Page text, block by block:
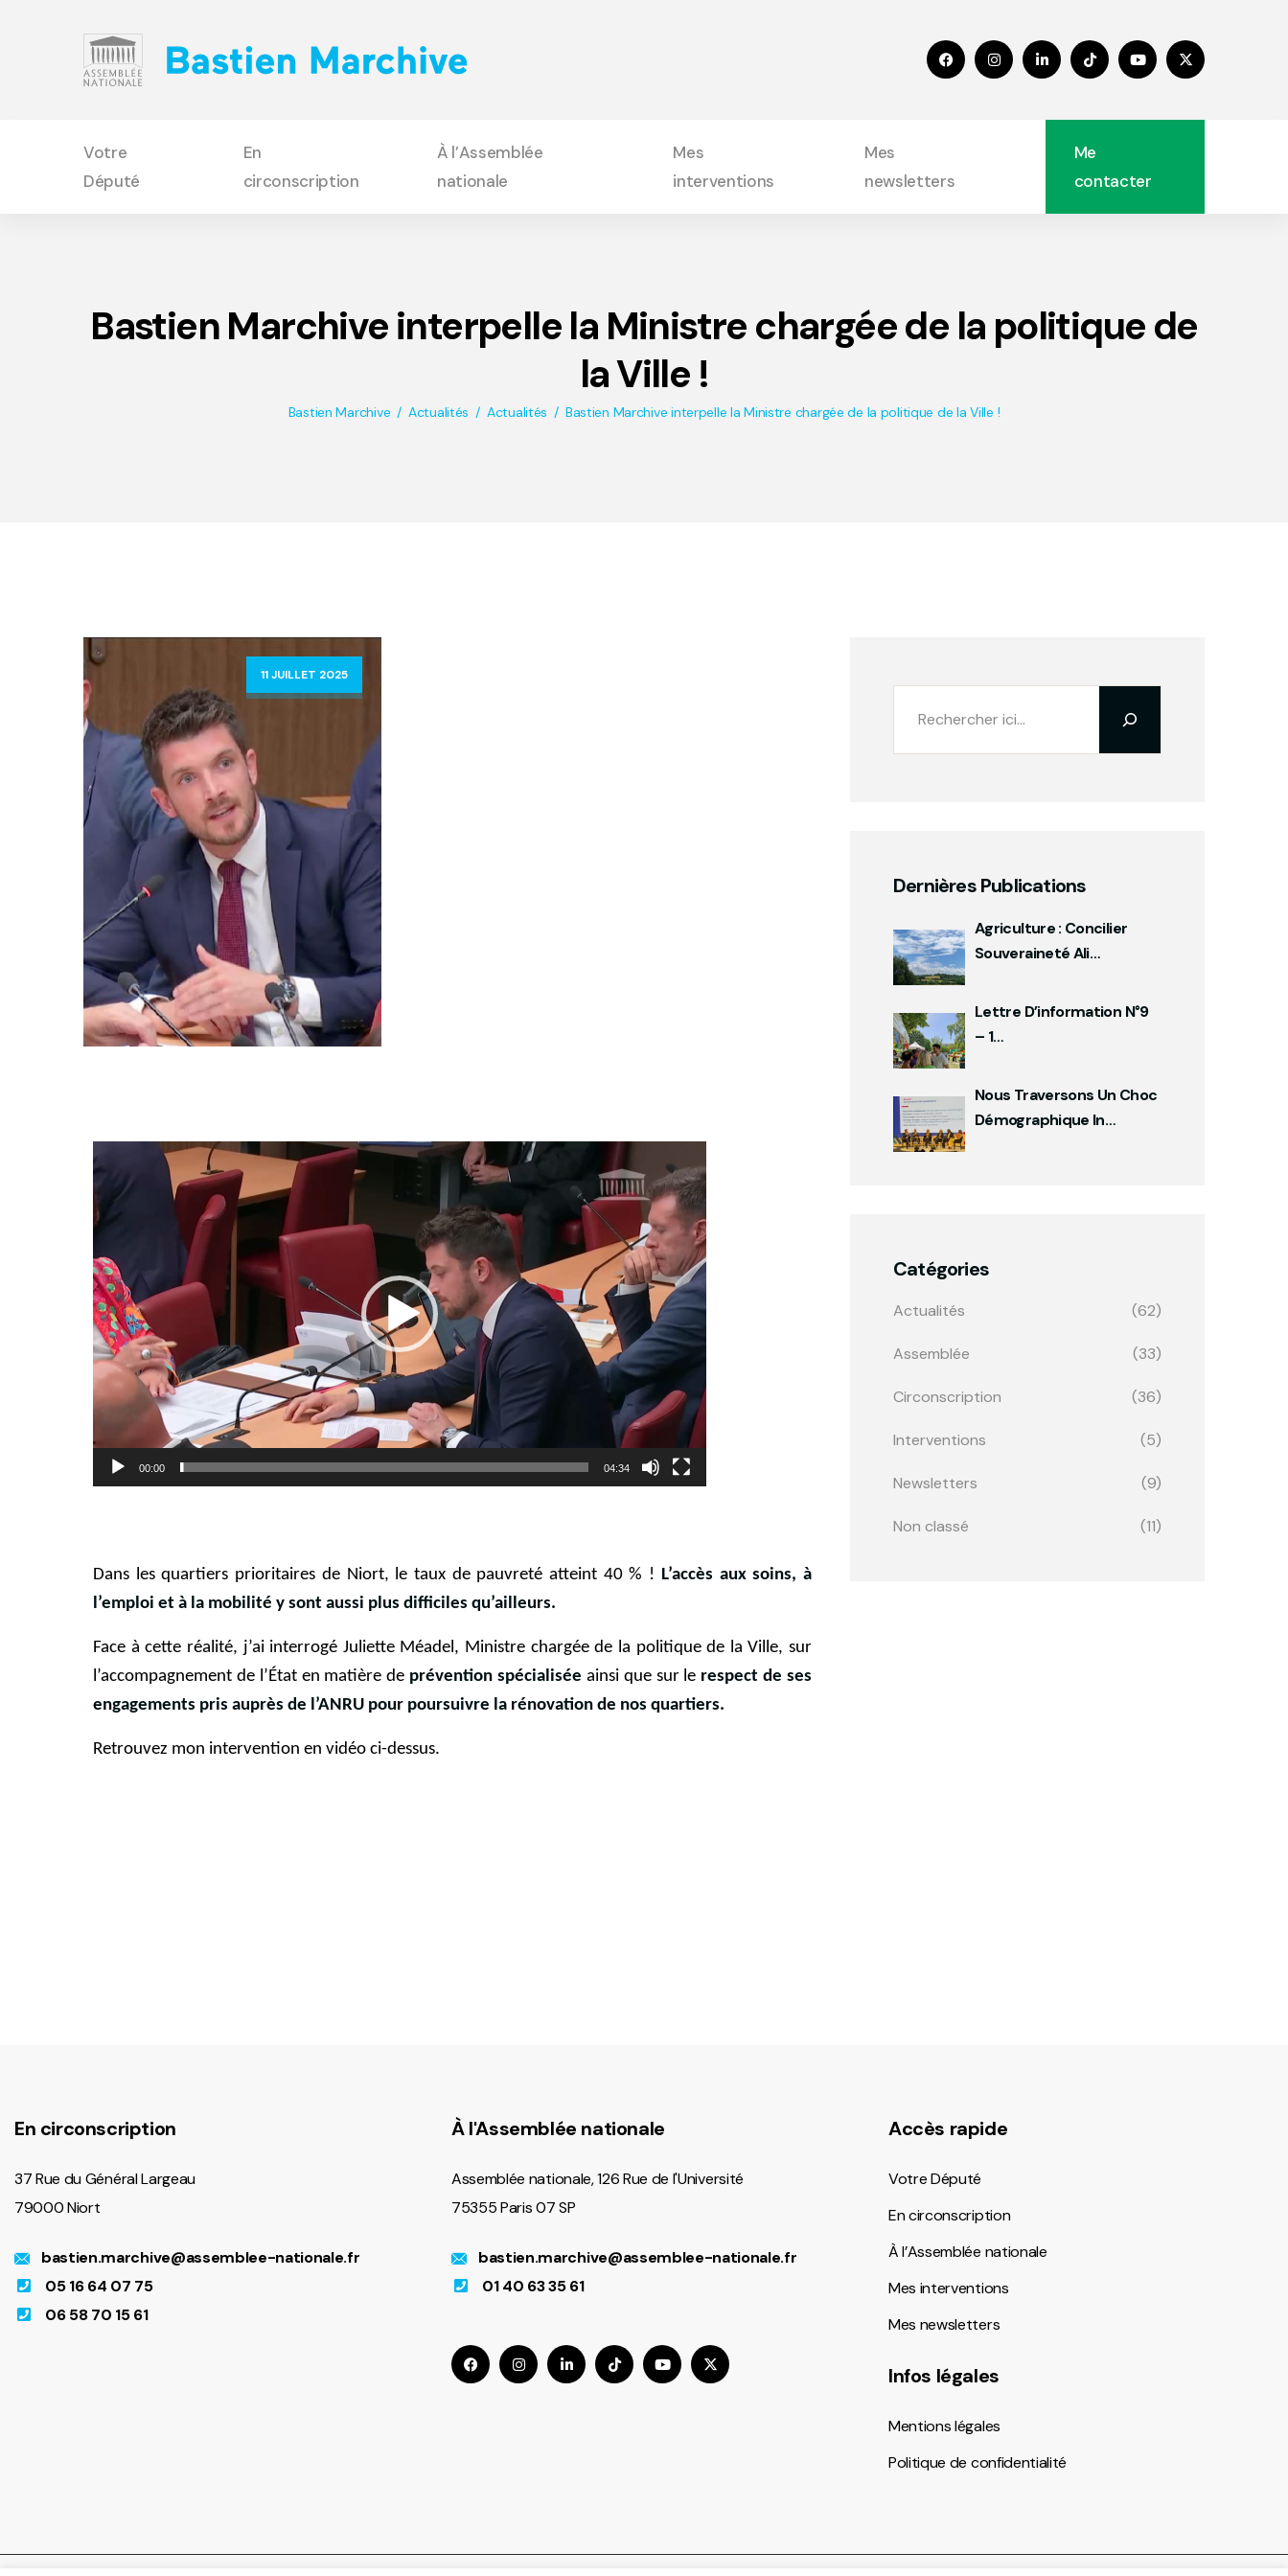
Votre
Député
En
circonscription
À l’Assemblée
nationale
Mes
interventions
Mes
newsletters
Me
contacter
Bastien Marchive interpelle la Ministre chargée de la politique de
la Ville !
Bastien Marchive Actualités Actualités Bastien Marchive interpelle la Ministre chargée de la politique de la Ville !
11 JUILLET 2025
Lecteur
vidéo
00:00 04:34
Dans les quartiers prioritaires de Niort, le taux de pauvreté atteint 40 % ! L’accès aux soins, à
l’emploi et à la mobilité y sont aussi plus difficiles qu’ailleurs.
Face à cette réalité, j’ai interrogé Juliette Méadel, Ministre chargée de la politique de la Ville, sur
l’accompagnement de l’État en matière de prévention spécialisée ainsi que sur le respect de ses
engagements pris auprès de l’ANRU pour poursuivre la rénovation de nos quartiers.
Retrouvez mon intervention en vidéo ci-dessus.
Dernières Publications
Agriculture : Concilier
Souveraineté Ali…
Lettre D’information N°9
– 1…
Nous Traversons Un Choc
Démographique In…
Catégories
Actualités (62)
Assemblée (33)
Circonscription (36)
Interventions (5)
Newsletters (9)
Non classé (11)
En circonscription
37 Rue du Général Largeau
79000 Niort
bastien.marchive@assemblee-nationale.fr
05 16 64 07 75
06 58 70 15 61
À l'Assemblée nationale
Assemblée nationale, 126 Rue de l'Université
75355 Paris 07 SP
bastien.marchive@assemblee-nationale.fr
01 40 63 35 61
Accès rapide
Votre Député
En circonscription
À l’Assemblée nationale
Mes interventions
Mes newsletters
Infos légales
Mentions légales
Politique de confidentialité